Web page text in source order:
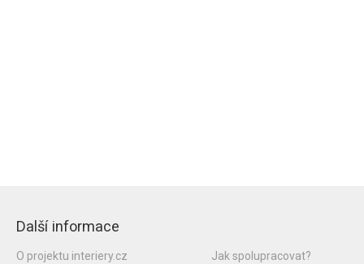
Další informace
O projektu interiery.cz
Jak spolupracovat?